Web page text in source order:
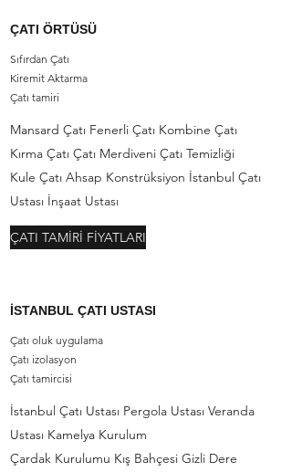
ÇATI ÖRTÜSÜ
Sıfırdan Çatı
Kiremit Aktarma
Çatı tamiri
Mansard Çatı Fenerli Çatı Kombine Çatı
Kırma Çatı Çatı Merdiveni Çatı Temizliği
Kule Çatı Ahsap Konstrüksiyon İstanbul Çatı
Ustası İnşaat Ustası
ÇATI TAMİRİ FİYATLARI
İSTANBUL ÇATI USTASI
Çatı oluk uygulama
Çatı izolasyon
Çatı tamircisi
İstanbul Çatı Ustası Pergola Ustası Veranda
Ustası Kamelya Kurulum
Çardak Kurulumu Kış Bahçesi Gizli Dere